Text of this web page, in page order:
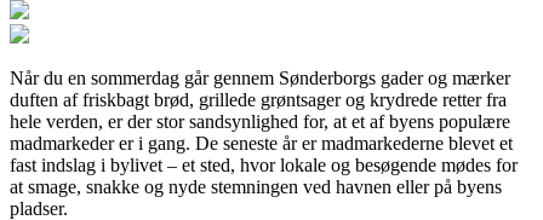
Når du en sommerdag går gennem Sønderborgs gader og mærker
duften af friskbagt brød, grillede grøntsager og krydrede retter fra
hele verden, er der stor sandsynlighed for, at et af byens populære
madmarkeder er i gang. De seneste år er madmarkederne blevet et
fast indslag i bylivet – et sted, hvor lokale og besøgende mødes for
at smage, snakke og nyde stemningen ved havnen eller på byens
pladser.